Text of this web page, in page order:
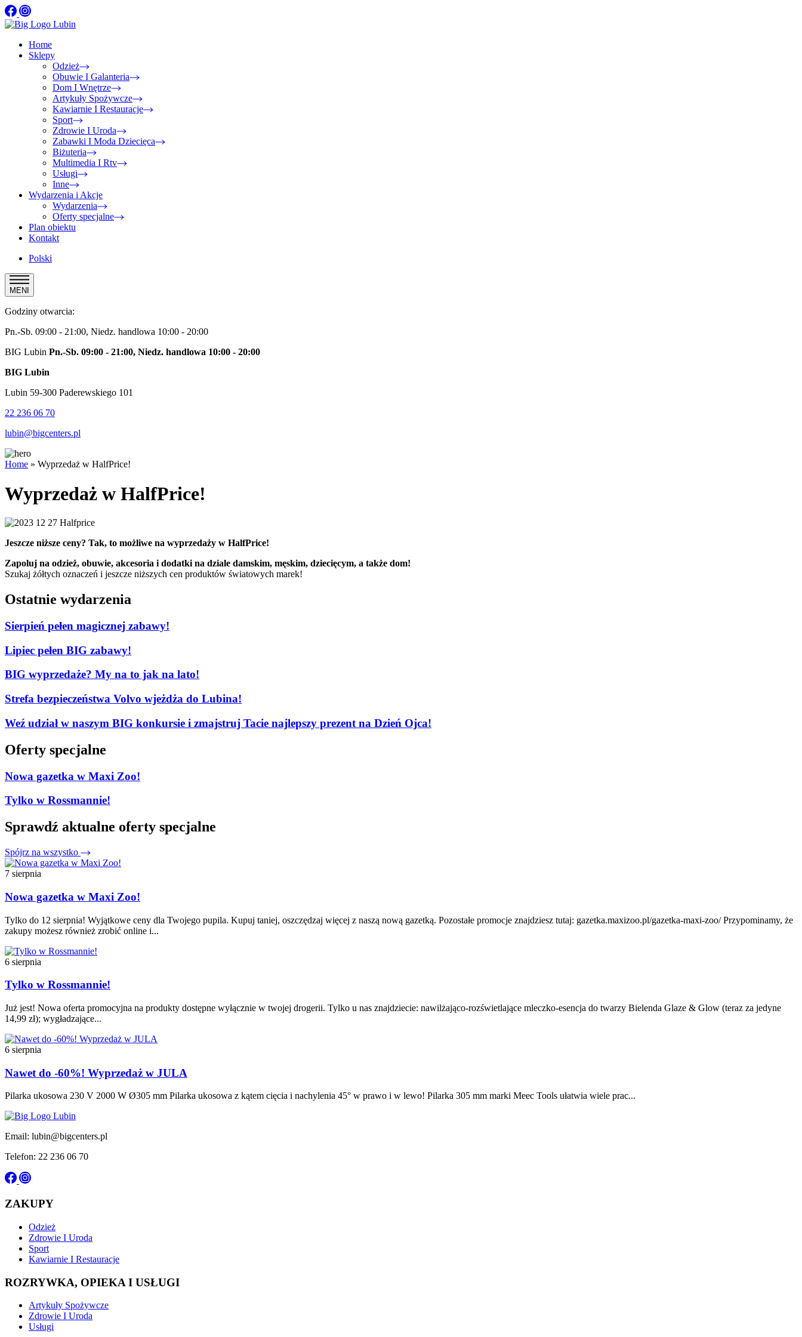
Home
Sklepy
Odzież
Obuwie I Galanteria
Dom I Wnętrze
Artykuły Spożywcze
Kawiarnie I Restauracje
Sport
Zdrowie I Uroda
Zabawki I Moda Dziecięca
Biżuteria
Multimedia I Rtv
Usługi
Inne
Wydarzenia i Akcje
Wydarzenia
Oferty specjalne
Plan obiektu
Kontakt
Polski
MENI
Godziny otwarcia:
Pn.-Sb. 09:00 - 21:00, Niedz. handlowa 10:00 - 20:00
BIG Lubin Pn.-Sb. 09:00 - 21:00, Niedz. handlowa 10:00 - 20:00
BIG Lubin
Lubin 59-300 Paderewskiego 101
22 236 06 70
lubin@bigcenters.pl
Home » Wyprzedaż w HalfPrice!
Wyprzedaż w HalfPrice!
Jeszcze niższe ceny? Tak, to możliwe na wyprzedaży w HalfPrice!
Zapoluj na odzież, obuwie, akcesoria i dodatki na dziale damskim, męskim, dziecięcym, a także dom!
Szukaj żółtych oznaczeń i jeszcze niższych cen produktów światowych marek!
Ostatnie wydarzenia
Sierpień pełen magicznej zabawy!
Lipiec pełen BIG zabawy!
BIG wyprzedaże? My na to jak na lato!
Strefa bezpieczeństwa Volvo wjeżdża do Lubina!
Weź udział w naszym BIG konkursie i zmajstruj Tacie najlepszy prezent na Dzień Ojca!
Oferty specjalne
Nowa gazetka w Maxi Zoo!
Tylko w Rossmannie!
Sprawdź aktualne oferty specjalne
Spójrz na wszystko
7 sierpnia
Nowa gazetka w Maxi Zoo!
Tylko do 12 sierpnia! Wyjątkowe ceny dla Twojego pupila. Kupuj taniej, oszczędzaj więcej z naszą nową gazetką. Pozostałe promocje znajdziesz tutaj: gazetka.maxizoo.pl/gazetka-maxi-zoo/ Przypominamy, że
zakupy możesz również zrobić online i...
6 sierpnia
Tylko w Rossmannie!
Już jest! Nowa oferta promocyjna na produkty dostępne wyłącznie w twojej drogerii. Tylko u nas znajdziecie: nawilżająco-rozświetlające mleczko-esencja do twarzy Bielenda Glaze & Glow (teraz za jedyne
14,99 zł); wygładzające...
6 sierpnia
Nawet do -60%! Wyprzedaż w JULA
Pilarka ukosowa 230 V 2000 W Ø305 mm Pilarka ukosowa z kątem cięcia i nachylenia 45° w prawo i w lewo! Pilarka 305 mm marki Meec Tools ułatwia wiele prac...
Email: lubin@bigcenters.pl
Telefon: 22 236 06 70
ZAKUPY
Odzież
Zdrowie I Uroda
Sport
Kawiarnie I Restauracje
ROZRYWKA, OPIEKA I USŁUGI
Artykuły Spożywcze
Zdrowie I Uroda
Usługi